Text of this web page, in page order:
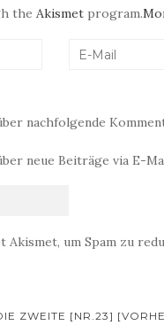
the Akismet program.
nachfolgende
neue Beiträge via E-
Akismet, um Spam zu
ZWEITE [NR.23]